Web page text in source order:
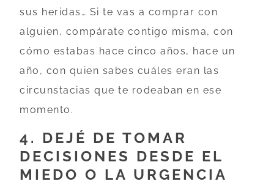
sus heridas… Si te vas a comprar con
alguien, compárate contigo misma, con
cómo estabas hace cinco años, hace un
año, con quien sabes cuáles eran las
circunstacias que te rodeaban en ese
momento.
4. DEJÉ DE TOMAR
DECISIONES DESDE EL
MIEDO O LA URGENCIA